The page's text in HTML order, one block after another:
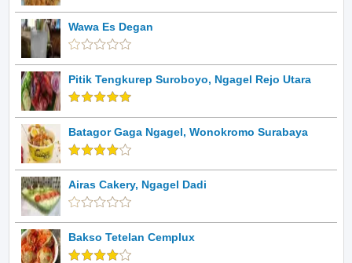
Wawa Es Degan
Pitik Tengkurep Suroboyo, Ngagel Rejo Utara
Batagor Gaga Ngagel, Wonokromo Surabaya
Airas Cakery, Ngagel Dadi
Bakso Tetelan Cemplux